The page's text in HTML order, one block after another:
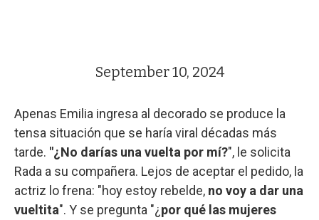
September 10, 2024
Apenas Emilia ingresa al decorado se produce la
tensa situación que se haría viral décadas más
tarde. "¿No darías una vuelta por mí?", le solicita
Rada a su compañera. Lejos de aceptar el pedido, la
actriz lo frena: "hoy estoy rebelde, no voy a dar una
vueltita". Y se pregunta "¿por qué las mujeres